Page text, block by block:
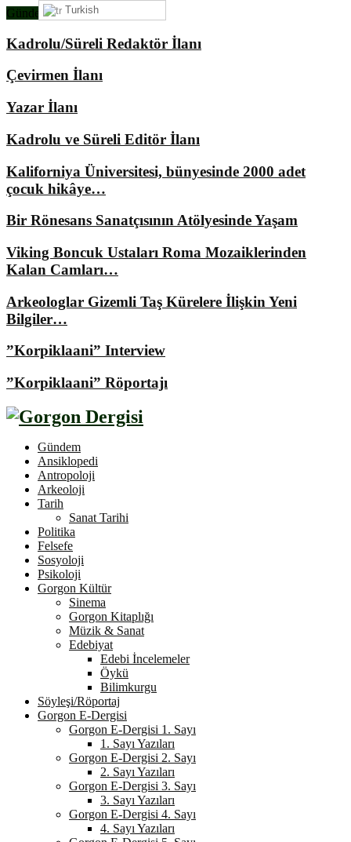
Gündemimizde Ne Var?
Kadrolu/Süreli Redaktör İlanı
Çevirmen İlanı
Yazar İlanı
Kadrolu ve Süreli Editör İlanı
Kaliforniya Üniversitesi, bünyesinde 2000 adet
çocuk hikâye…
Bir Rönesans Sanatçısının Atölyesinde Yaşam
Viking Boncuk Ustaları Roma Mozaiklerinden
Kalan Camları…
Arkeologlar Gizemli Taş Kürelere İlişkin Yeni
Bilgiler…
”Korpiklaani” Interview
”Korpiklaani” Röportajı
Gündem
Ansiklopedi
Antropoloji
Arkeoloji
Tarih
Sanat Tarihi
Politika
Felsefe
Sosyoloji
Psikoloji
Gorgon Kültür
Sinema
Gorgon Kitaplığı
Müzik & Sanat
Edebiyat
Edebi İncelemeler
Öykü
Bilimkurgu
Söyleşi/Röportaj
Gorgon E-Dergisi
Gorgon E-Dergisi 1. Sayı
1. Sayı Yazıları
Gorgon E-Dergisi 2. Sayı
2. Sayı Yazıları
Gorgon E-Dergisi 3. Sayı
3. Sayı Yazıları
Gorgon E-Dergisi 4. Sayı
4. Sayı Yazıları
Turkish